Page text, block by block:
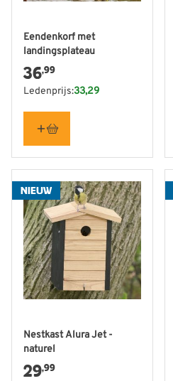
Eendenkorf met
landingsplateau
36,99
Ledenprijs:33,29
NIEUW
Nestkast Alura Jet -
naturel
29,99